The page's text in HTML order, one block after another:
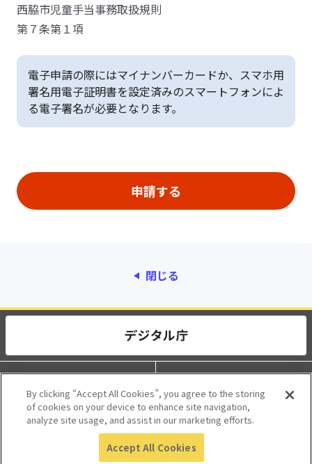
西脇市児童手当事務取扱規則
第７条第１項
電子申請の際にはマイナンバーカードか、スマホ用
署名用電子証明書を設定済みのスマートフォンによ
る電子署名が必要となります。
閉じる
動作環境 個人情報保護
利用規約 アクセシビリティ
© 2017 Digital Agency, Government of Japan.
By clicking “Accept All Cookies”, you agree to the storing
of cookies on your device to enhance site navigation,
analyze site usage, and assist in our marketing efforts.
Accept All Cookies